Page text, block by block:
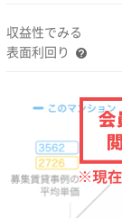
収益性でみる
表面利回り